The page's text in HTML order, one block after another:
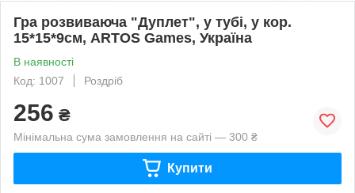
Гра розвиваюча "Дуплет", у тубі, у кор.
15*15*9см, ARTOS Games, Україна
В наявності
Код: 1007
Роздріб
256 ₴
Мінімальна сума замовлення на сайті — 300 ₴
Купити